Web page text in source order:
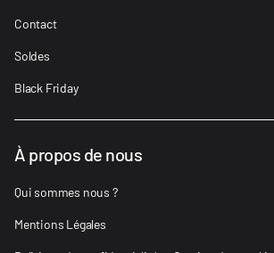
Contact
Soldes
Black Friday
À propos de nous
Qui sommes nous ?
Mentions Légales